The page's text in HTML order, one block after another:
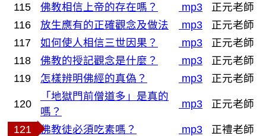
115 佛教相信上帝的存在嗎？ mp3
正元老師
116
放生應有的正確觀念及做法 mp3
正元老師
117
如何使人相信三世因果？ mp3
正元老師
118
佛教的授記觀念是什麼？ mp3
正元老師
119
怎樣辨明佛經的真偽？ mp3 正元老師
120
「地獄門前僧道多」是真的
嗎？
mp3 正元老師
121 佛教徒必須吃素嗎？ mp3
正禮老師